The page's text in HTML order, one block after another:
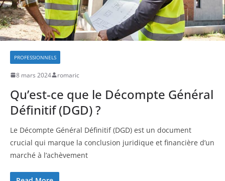
PROFESSIONNELS
8 mars 2024 romaric
Qu’est-ce que le Décompte Général
Définitif (DGD) ?
Le Décompte Général Définitif (DGD) est un document
crucial qui marque la conclusion juridique et financière d’un
marché à l’achèvement